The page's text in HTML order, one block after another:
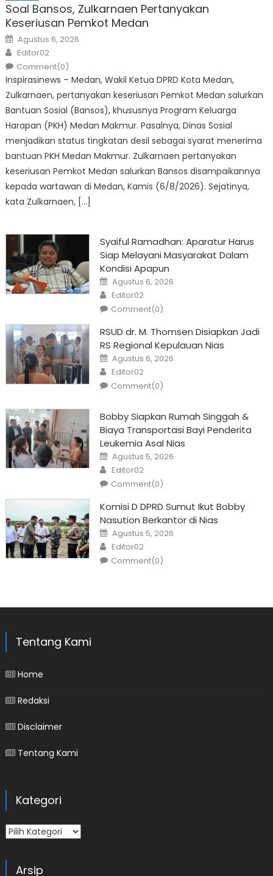
Soal Bansos, Zulkarnaen Pertanyakan
Keseriusan Pemkot Medan
Posted
on
Agustus 6, 2026
Author
Editor02
Comment(0)
Inspirasinews – Medan, Wakil Ketua DPRD Kota Medan,
Zulkarnaen, pertanyakan keseriusan Pemkot Medan salurkan
Bantuan Sosial (Bansos), khususnya Program Keluarga
Harapan (PKH) Medan Makmur. Pasalnya, Dinas Sosial
menjadikan status tingkatan desil sebagai syarat menerima
bantuan PKH Medan Makmur. Zulkarnaen pertanyakan
keseriusan Pemkot Medan salurkan Bansos disampaikannya
kepada wartawan di Medan, Kamis (6/8/2026). Sejatinya,
kata Zulkarnaen, […]
Syaiful Ramadhan: Aparatur Harus
Siap Melayani Masyarakat Dalam
Kondisi Apapun
Posted
on
Agustus 6, 2026
Author
Editor02
Comment(0)
RSUD dr. M. Thomsen Disiapkan Jadi
RS Regional Kepulauan Nias
Posted
on
Agustus 6, 2026
Author
Editor02
Comment(0)
Bobby Siapkan Rumah Singgah &
Biaya Transportasi Bayi Penderita
Leukemia Asal Nias
Posted
on
Agustus 5, 2026
Author
Editor02
Comment(0)
Komisi D DPRD Sumut Ikut Bobby
Nasution Berkantor di Nias
Posted
on
Agustus 5, 2026
Author
Editor02
Comment(0)
Tentang Kami
Home
Redaksi
Disclaimer
Tentang Kami
Kategori
Kategori
Arsip